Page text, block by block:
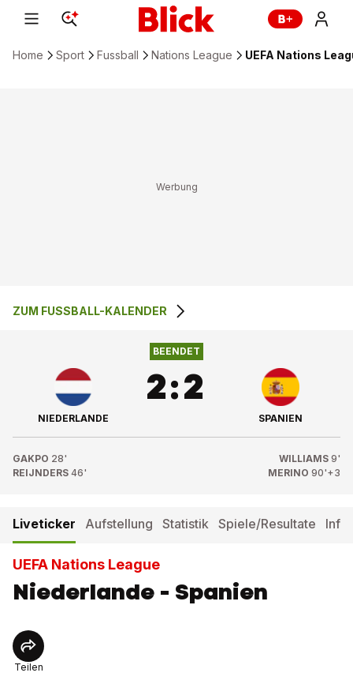
Home Sport Fussball Nations League UEFA Nations
2 :2
ZUM FUSSBALL-KALENDER
NIEDERLANDE
BEENDET
2:2
SPANIEN
GAKPO 28'
REIJNDERS 46'
WILLIAMS 9'
MERINO 90'+3
Liveticker Aufstellung Statistik Spiele/Resultate
UEFA Nations League
Niederlande - Spanien
Teilen